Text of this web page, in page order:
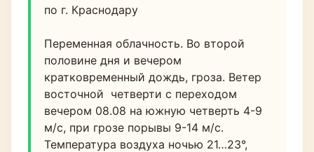
по г. Краснодару
Переменная облачность. Во второй
половине дня и вечером
кратковременный дождь, гроза. Ветер
восточной  четверти с переходом
вечером 08.08 на южную четверть 4-9
м/с, при грозе порывы 9-14 м/с.
Температура воздуха ночью 21…23°,